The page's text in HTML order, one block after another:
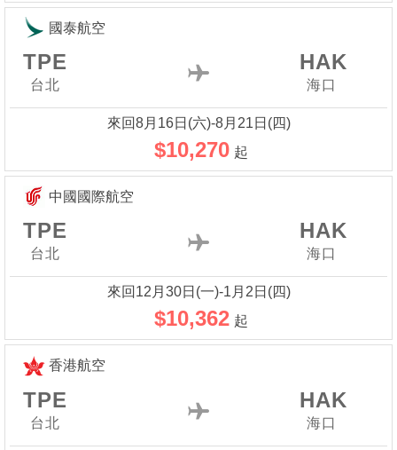
國泰航空
TPE
台北
HAK
海口
來回8月16日(六)-8月21日(四)
$10,270 起
中國國際航空
TPE
台北
HAK
海口
來回12月30日(一)-1月2日(四)
$10,362 起
香港航空
TPE
台北
HAK
海口